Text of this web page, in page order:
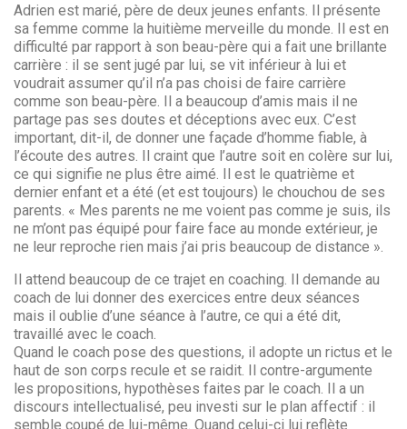
Adrien est marié, père de deux jeunes enfants. Il présente
sa femme comme la huitième merveille du monde. Il est en
difficulté par rapport à son beau-père qui a fait une brillante
carrière : il se sent jugé par lui, se vit inférieur à lui et
voudrait assumer qu’il n’a pas choisi de faire carrière
comme son beau-père. Il a beaucoup d’amis mais il ne
partage pas ses doutes et déceptions avec eux. C’est
important, dit-il, de donner une façade d’homme fiable, à
l’écoute des autres. Il craint que l’autre soit en colère sur lui,
ce qui signifie ne plus être aimé. Il est le quatrième et
dernier enfant et a été (et est toujours) le chouchou de ses
parents. « Mes parents ne me voient pas comme je suis, ils
ne m’ont pas équipé pour faire face au monde extérieur, je
ne leur reproche rien mais j’ai pris beaucoup de distance ».
Il attend beaucoup de ce trajet en coaching. Il demande au
coach de lui donner des exercices entre deux séances
mais il oublie d’une séance à l’autre, ce qui a été dit,
travaillé avec le coach.
Quand le coach pose des questions, il adopte un rictus et le
haut de son corps recule et se raidit. Il contre-argumente
les propositions, hypothèses faites par le coach. Il a un
discours intellectualisé, peu investi sur le plan affectif : il
semble coupé de lui-même. Quand celui-ci lui reflète